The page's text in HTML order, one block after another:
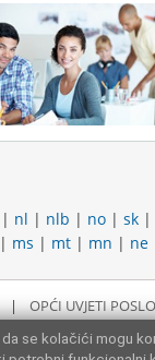
| nl | nlb | no | sk |
| ms | mt | mn | ne
| OPĆI UVJETI
da se kolačići mogu